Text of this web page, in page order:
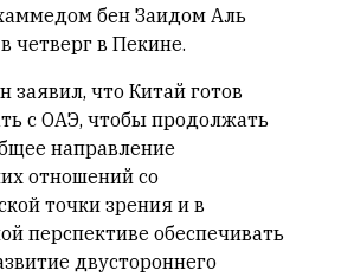
бен Заидом Аль
четверг в Пекине.
заявил, что Китай готов
с ОАЭ, чтобы продолжать
направление
отношений со
точки зрения и в
перспективе обеспечивать
двустороннего